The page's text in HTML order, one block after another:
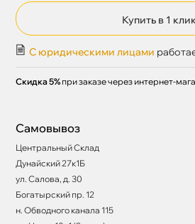
Купить в 1 клик
С юридическими лицами
Скидка 5% при заказе через интернет-
Самовывоз
Центральный Склад
Дунайский 27к1Б
ул. Салова, д. 30
Богатырский пр. 12
н. Обводного канала 115